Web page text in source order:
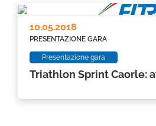
Triathlon Sprint Caorle:
PRESENTAZIONE GARA
10.05.2018
Presentazione gara